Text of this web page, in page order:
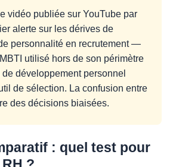
vidéo publiée sur YouTube par
alerte sur les dérives de
personnalité en recrutement —
utilisé hors de son périmètre
développement personnel
de sélection. La confusion entre
des décisions biaisées.
: quel test pour